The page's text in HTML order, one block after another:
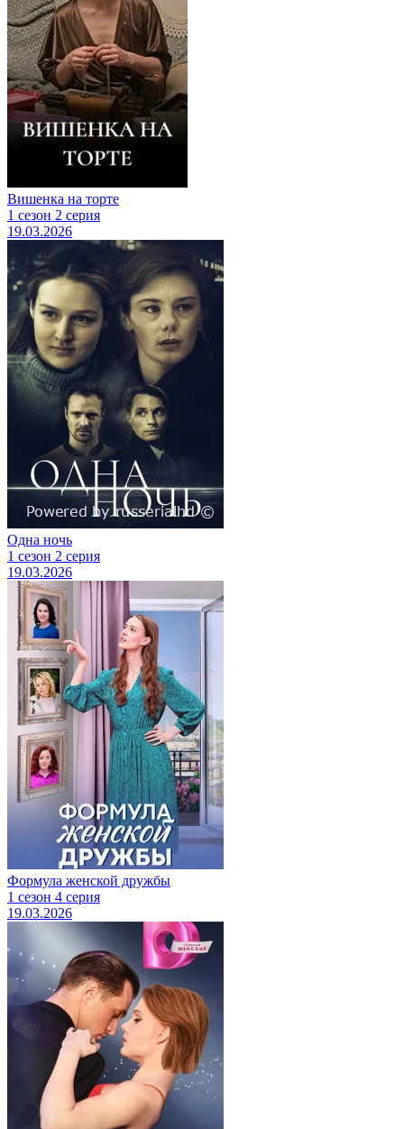
Вишенка на торте
1 сезон 2 серия
19.03.2026
Одна ночь
1 сезон 2 серия
19.03.2026
Формула женской дружбы
1 сезон 4 серия
19.03.2026